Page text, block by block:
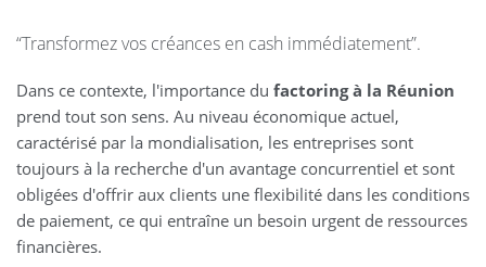
“Transformez vos créances en cash immédiatement”.
Dans ce contexte, l'importance du factoring à la Réunion
prend tout son sens. Au niveau économique actuel,
caractérisé par la mondialisation, les entreprises sont
toujours à la recherche d'un avantage concurrentiel et sont
obligées d'offrir aux clients une flexibilité dans les conditions
de paiement, ce qui entraîne un besoin urgent de ressources
financières.